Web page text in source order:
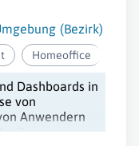
(Bezirk)
Homeoffice
Dashboards in
von
Anwendern
mit